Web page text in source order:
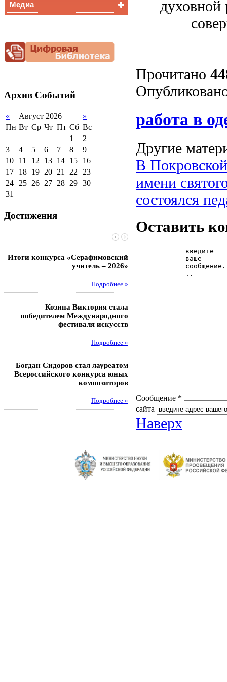
Снижение
документационной
нагрузки
Медиа
Архив Событий
« Август 2026
»
Пн Вт Ср Чт Пт Сб Вс
1
2
3
4 5 6 7 8
9
10
11 12 13 14 15
16
17
18 19 20 21 22 23
24 25 26 27 28 29 30
31
Достижения
Итоги конкурса «Серафимовский
учитель – 2026»
Подробнее »
Козина Виктория стала
победителем Международного
фестиваля искусств
Подробнее »
Богдан Сидоров стал лауреатом
Всероссийского конкурса юных
композиторов
Подробнее »
Чебаненко Глеб стал
областных
Прочитано
работа в
Другие
В
имени
состоялся
Оставить
Сообщение *
сайта
Наверх